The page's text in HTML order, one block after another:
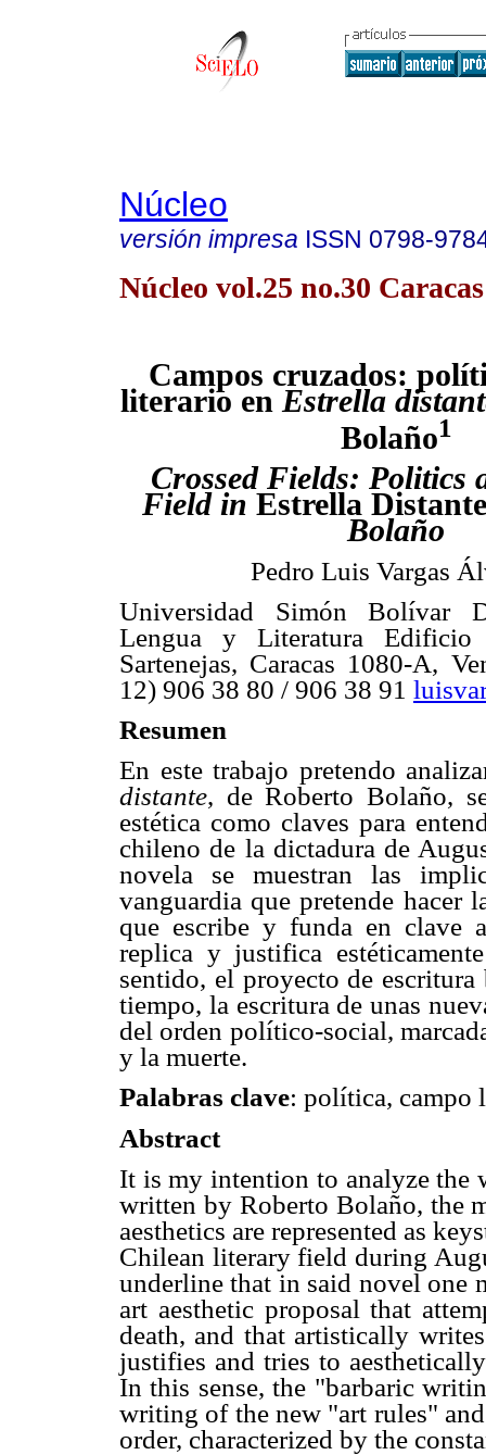
Núcleo
versión impresa ISSN 0798-
Núcleo vol.25 no.30
Campos cruzados:
literario enEstrella
Bolaño1
Crossed Fields: Politics
Field in Estrella Distante
Bolaño
Pedro Luis Vargas
Universidad Simón Bolívar
Lengua y Literatura
Sartenejas, Caracas 1080-A,
12) 906 38 80 / 906 38 91
Resumen
En este trabajo pretendo
distante, de Roberto Bolaño,
estética como claves para
chileno de la dictadura de
novela se muestran las
vanguardia que pretende hacer
que escribe y funda en clave
replica y justifica
sentido, el proyecto de escritura
tiempo, la escritura de unas
del orden político-social,
y la muerte.
Palabras clave: política, campo
Abstract
It is my intention to analyze
written by Roberto Bolaño, the
aesthetics are represented as
Chilean literary field during
underline that in said novel one
art aesthetic proposal that
death, and that artistically
justifies and tries to
In this sense, the "barbaric
writing of the new "art rules"
order, characterized by the